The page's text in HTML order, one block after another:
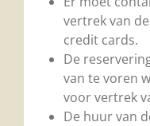
vertrek van
credit cards.
De
van te voren
voor vertrek
De huur van